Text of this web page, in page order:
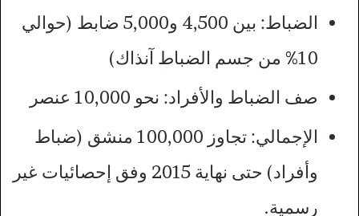
الضباط: بين 4,500 و5,000 ضابط (حوالي
10% من جسم الضباط آنذاك)
صف الضباط والأفراد: نحو 10,000 عنصر
الإجمالي: تجاوز 100,000 منشق (ضباط
وأفراد) حتى نهاية 2015 وفق إحصائيات غير
رسمية.